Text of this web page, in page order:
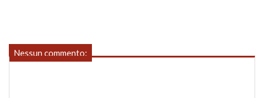
Nessun commento: